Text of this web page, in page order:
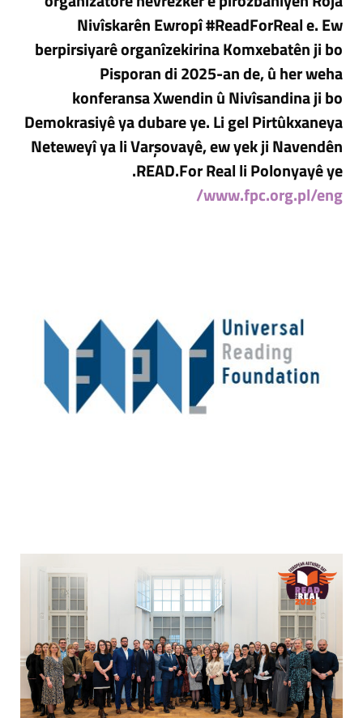
Nivîskarên Ewropî #ReadForReal e. Ew
berpirsiyarê organîzekirina Komxebatên ji bo
Pisporan di 2025-an de, û her weha
konferansa Xwendin û Nivîsandina ji bo
Demokrasiyê ya dubare ye. Li gel Pirtûkxaneya
Neteweyî ya li Varşovayê, ew yek ji Navendên
READ.For Real li Polonyayê ye.
www.fpc.org.pl/eng/